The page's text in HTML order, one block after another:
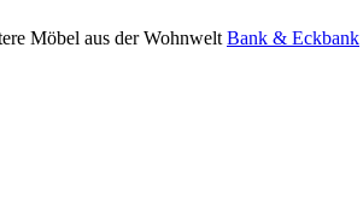
Möbel aus der Wohnwelt Bank & Eckbank